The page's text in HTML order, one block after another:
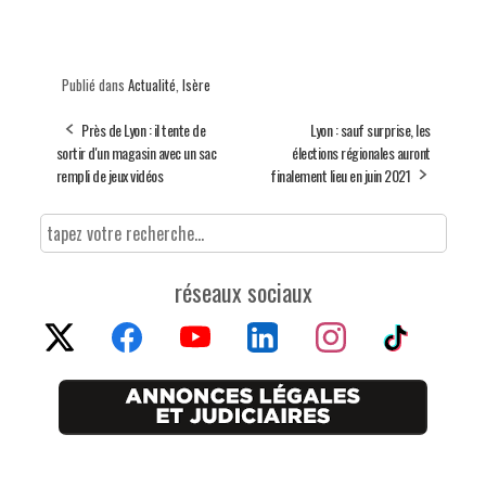
Publié dans Actualité Isère
Près de Lyon : il tente de
sortir d'un magasin avec un sac
rempli de jeux vidéos
Lyon : sauf surprise, les
élections régionales auront
finalement lieu en juin 2021
réseaux sociaux